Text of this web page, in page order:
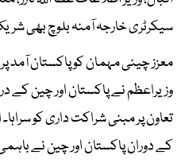
سیکرٹری خارجہ آمنہ بلوچ بھی
معزز چینی مہمان کو پاکستان آمد
وزیراعظم نے پاکستان اور چین کے
کے دوران پاکستان اور چین نے